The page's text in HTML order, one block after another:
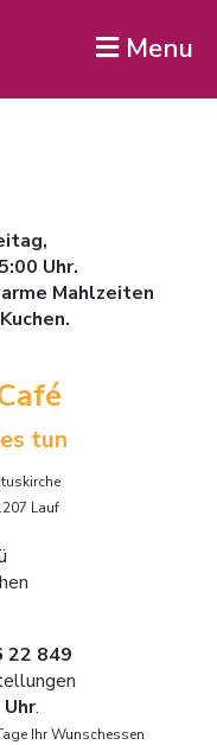
Menu
Uhr.
Mahlzeiten
tun
Lauf
22 849
.
Ihr Wunschessen